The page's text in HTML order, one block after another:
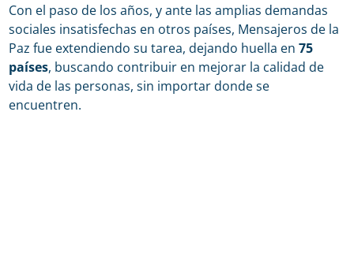
Con el paso de los años, y ante las amplias demandas
sociales insatisfechas en otros países, Mensajeros de la
Paz fue extendiendo su tarea, dejando huella en75
países, buscando contribuir en mejorar la calidad de
vida de las personas, sin importar donde se
encuentren.